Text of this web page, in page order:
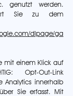
genutzt werden.
Sie zu dem
dlpage/ga
mit einem Klick auf
Opt-Out-Link
Analytics innerhalb
Sie erfasst. Mit